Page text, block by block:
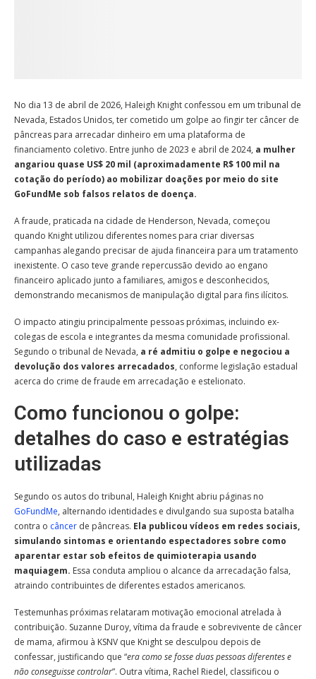
No dia 13 de abril de 2026, Haleigh Knight confessou em um tribunal de
Nevada, Estados Unidos, ter cometido um golpe ao fingir ter câncer de
pâncreas para arrecadar dinheiro em uma plataforma de
financiamento coletivo. Entre junho de 2023 e abril de 2024, a mulher
angariou quase US$ 20 mil (aproximadamente R$ 100 mil na
cotação do período) ao mobilizar doações por meio do site
GoFundMe sob falsos relatos de doença.
A fraude, praticada na cidade de Henderson, Nevada, começou
quando Knight utilizou diferentes nomes para criar diversas
campanhas alegando precisar de ajuda financeira para um tratamento
inexistente. O caso teve grande repercussão devido ao engano
financeiro aplicado junto a familiares, amigos e desconhecidos,
demonstrando mecanismos de manipulação digital para fins ilícitos.
O impacto atingiu principalmente pessoas próximas, incluindo ex-
colegas de escola e integrantes da mesma comunidade profissional.
Segundo o tribunal de Nevada, a ré admitiu o golpe e negociou a
devolução dos valores arrecadados, conforme legislação estadual
acerca do crime de fraude em arrecadação e estelionato.
Como funcionou o golpe:
detalhes do caso e estratégias
utilizadas
Segundo os autos do tribunal, Haleigh Knight abriu páginas no
GoFundMe, alternando identidades e divulgando sua suposta batalha
contra o câncer de pâncreas. Ela publicou vídeos em redes sociais,
simulando sintomas e orientando espectadores sobre como
aparentar estar sob efeitos de quimioterapia usando
maquiagem. Essa conduta ampliou o alcance da arrecadação falsa,
atraindo contribuintes de diferentes estados americanos.
Testemunhas próximas relataram motivação emocional atrelada à
contribuição. Suzanne Duroy, vítima da fraude e sobrevivente de câncer
de mama, afirmou à KSNV que Knight se desculpou depois de
confessar, justificando que “era como se fosse duas pessoas diferentes e
não conseguisse controlar”. Outra vítima, Rachel Riedel, classificou o